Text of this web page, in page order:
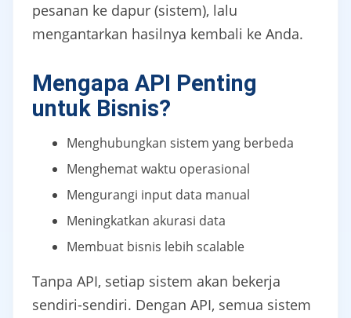
pesanan ke dapur (sistem), lalu
mengantarkan hasilnya kembali ke Anda.
Mengapa API Penting
untuk Bisnis?
Menghubungkan sistem yang berbeda
Menghemat waktu operasional
Mengurangi input data manual
Meningkatkan akurasi data
Membuat bisnis lebih scalable
Tanpa API, setiap sistem akan bekerja
sendiri-sendiri. Dengan API, semua sistem